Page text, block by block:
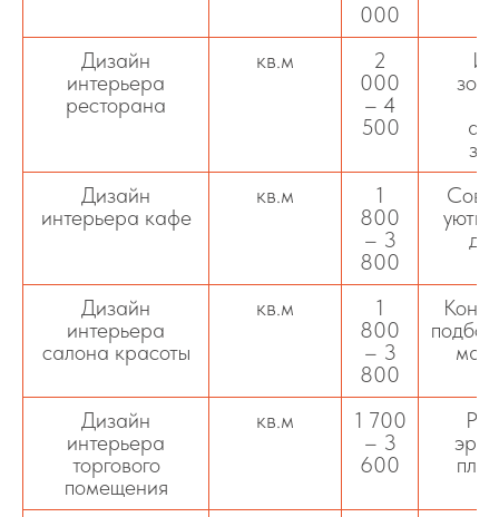
000
Дизайн
интерьера
ресторана
кв.м
2
000
– 4
500
Дизайн
интерьера кафе
кв.м
1
800
– 3
800
Дизайн
интерьера
салона красоты
кв.м
1
800
– 3
800
Дизайн
интерьера
торгового
помещения
кв.м
1 700
– 3
600